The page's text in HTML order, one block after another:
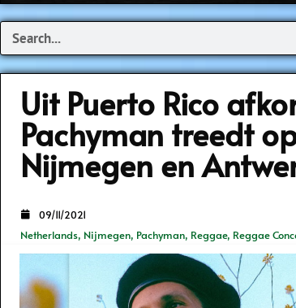
Search
Uit Puerto Rico
Pachyman treedt
Nijmegen en
Netherlands, Nijmegen, Pachyman, Reggae, Reggae
09/11/2021